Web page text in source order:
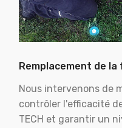
Remplacement de
Nous intervenons de
contrôler l'efficacité
TECH et garantir un